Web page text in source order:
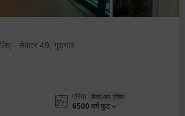
- सेक्टर 49, गुड़गांव
एरिया बिल्ट-अप एरिया
6500 वर्ग फुट